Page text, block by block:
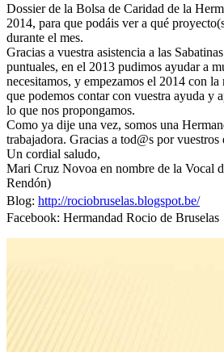
Dossier de la Bolsa de Caridad de la
2014, para que podáis ver a qué
durante el mes.
Gracias a vuestra asistencia a las
puntuales, en el 2013 pudimos ayudar a
necesitamos, y empezamos el 2014 con
que podemos contar con vuestra ayuda y
lo que nos propongamos.
Como ya dije una vez, somos una
trabajadora. Gracias a tod@s por vuestros
Un cordial saludo,
Mari Cruz Novoa en nombre de la Vocal
Rendón)
Blog: http://rociobruselas.blogspot.be/
Facebook: Hermandad Rocio de Bruselas
¿Cuándo se construyó la primera
El traslado cada siete años
¿Cuales son los actos principales
Rocío?
Quiero hacer el camino,¿que tengo
En el Rocío, ¿dónde me alojo?